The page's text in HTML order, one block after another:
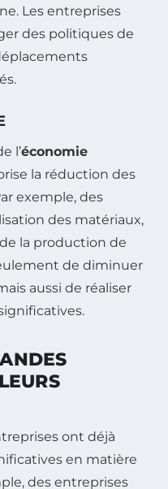
Les entreprises
des politiques de
l’économie
la réduction des
exemple, des
des matériaux,
la production de
de diminuer
aussi de réaliser
ont déjà
en matière
des entreprises